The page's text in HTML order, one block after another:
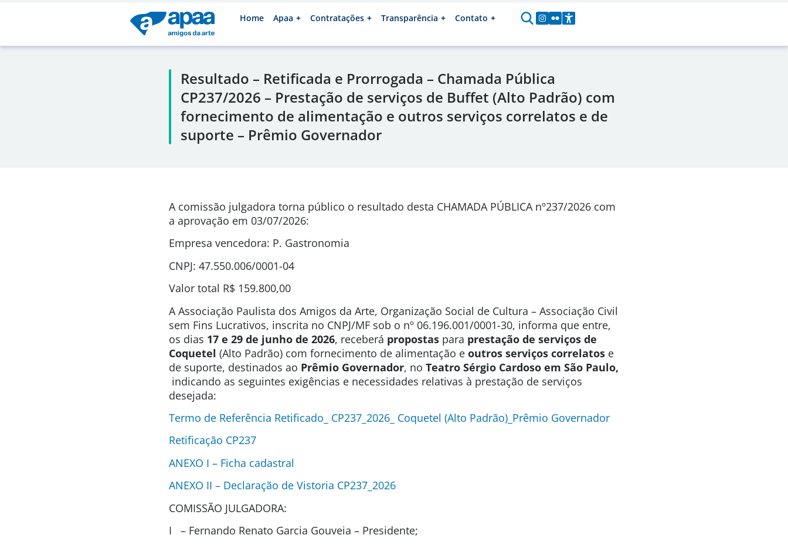
Home Apaa Contratações Transparência Contato
Resultado – Retificada e Prorrogada – Chamada Pública
CP237/2026 – Prestação de serviços de Buffet (Alto Padrão) com
fornecimento de alimentação e outros serviços correlatos e de
suporte – Prêmio Governador
A comissão julgadora torna público o resultado desta CHAMADA PÚBLICA nº237/2026 com
a aprovação em 03/07/2026:
Empresa vencedora: P. Gastronomia
CNPJ: 47.550.006/0001-04
Valor total R$ 159.800,00
A Associação Paulista dos Amigos da Arte, Organização Social de Cultura – Associação Civil
sem Fins Lucrativos, inscrita no CNPJ/MF sob o nº 06.196.001/0001-30, informa que entre,
os dias 17 e 29 de junho de 2026, receberá propostas para prestação de serviços de
Coquetel (Alto Padrão) com fornecimento de alimentação e outros serviços correlatos e
de suporte, destinados ao Prêmio Governador, no Teatro Sérgio Cardoso em São Paulo,
indicando as seguintes exigências e necessidades relativas à prestação de serviços
desejada:
Termo de Referência Retificado_ CP237_2026_ Coquetel (Alto Padrão)_Prêmio Governador
Retificação CP237
ANEXO I – Ficha cadastral
ANEXO II – Declaração de Vistoria CP237_2026
COMISSÃO JULGADORA:
I – Fernando Renato Garcia Gouveia – Presidente;